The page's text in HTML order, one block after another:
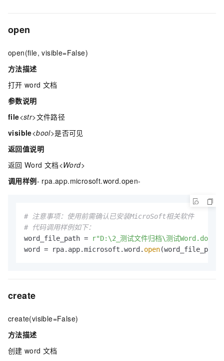
open
open(file, visible=False)
方法描述
打开 word 文档
参数说明
file<str>文件路径
visible<bool>是否可见
返回值说明
返回 Word 文档<Word>
调用样例- rpa.app.microsoft.word.open-
# 注意事项：使用前需确认已安装MicroSoft相关软件
# 代码调用样例如下：
word_file_path =
r"D:\2_测试文件归档\测试Word.docx"
word = rpa.app.microsoft.word. open
create
create(visible=False)
方法描述
创建 word 文档